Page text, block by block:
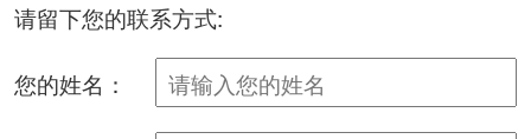
请留下您的联系方式:
您的姓名：